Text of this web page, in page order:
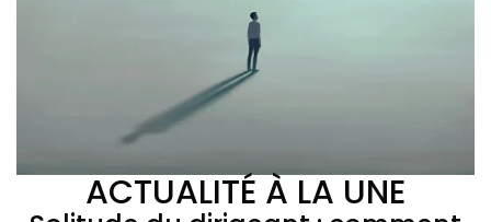
ACTUALITÉ À LA UNE